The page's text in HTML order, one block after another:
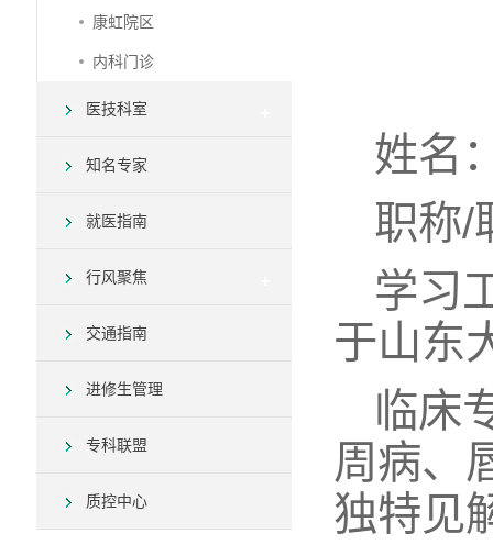
康虹院区
内科门诊
医技科室
知名专家
就医指南
行风聚焦
交通指南
进修生管理
专科联盟
质控中心
姓名
职称/
学习
于山东
临床
周病、
独特见